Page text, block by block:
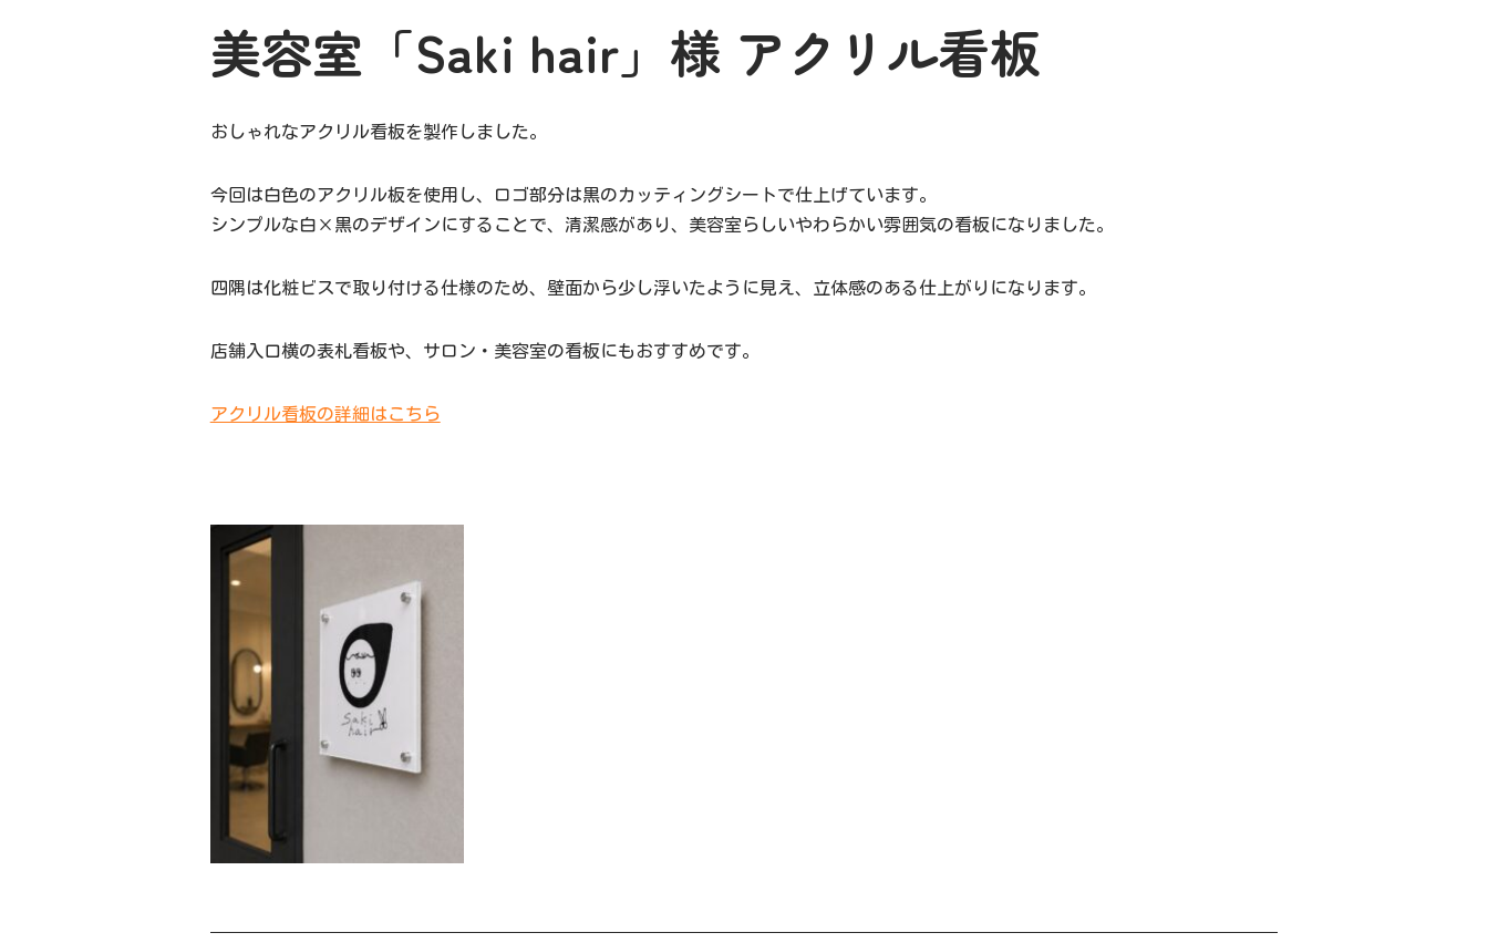
美容室「Saki hair」様 アクリル看板
おしゃれなアクリル看板を製作しました。
今回は白色のアクリル板を使用し、ロゴ部分は黒のカッティングシートで仕上げています。
シンプルな白×黒のデザインにすることで、清潔感があり、美容室らしいやわらかい雰囲気の看板になりました。
四隅は化粧ビスで取り付ける仕様のため、壁面から少し浮いたように見え、立体感のある仕上がりになります。
店舗入口横の表札看板や、サロン・美容室の看板にもおすすめです。
アクリル看板の詳細はこちら